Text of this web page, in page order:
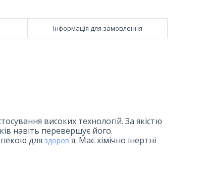
Інформація для замовлення
високих технологій. За якістю
навіть перевершує його.
для здоров'я. Має хімічно інертні